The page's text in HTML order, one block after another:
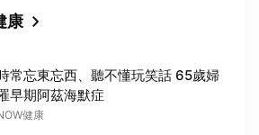
康
常忘東忘西、聽不懂玩笑話 65歲婦
早期阿茲海默症
健康